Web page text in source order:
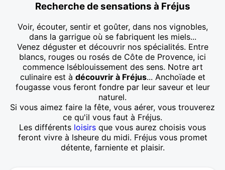
Recherche de sensations à Fréjus
Voir, écouter, sentir et goûter, dans nos vignobles,
dans la garrigue où se fabriquent les miels...
Venez déguster et découvrir nos spécialités. Entre
blancs, rouges ou rosés de Côte de Provence, ici
commence lséblouissement des sens. Notre art
culinaire est à découvrir à Fréjus... Anchoïade et
fougasse vous feront fondre par leur saveur et leur
naturel.
Si vous aimez faire la fête, vous aérer, vous trouverez
ce qu'il vous faut à Fréjus.
Les différents loisirs que vous aurez choisis vous
feront vivre à lsheure du midi. Fréjus vous promet
détente, farniente et plaisir.